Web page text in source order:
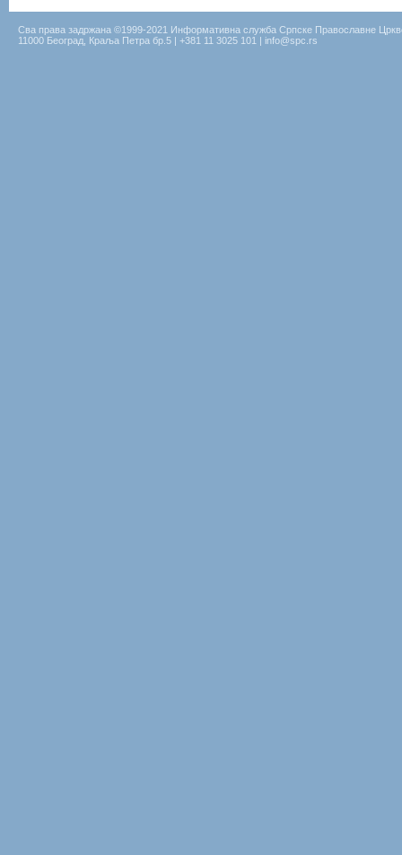
Сва права задржана ©1999-2021 Информативна служба Српске Православне
11000 Београд, Краља Петра бр.5 | +381 11 3025 101 | info@spc.rs